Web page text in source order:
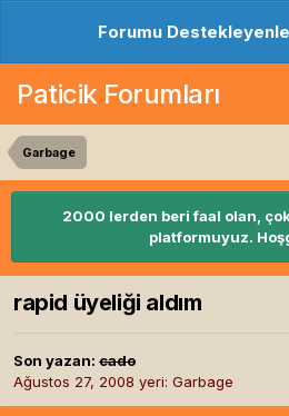
Forumu
Paticik Forumları
Garbage
2000 lerden beri faal olan,
platformuyuz.
rapid üyeliği aldım
Son yazan: cado
Ağustos 27, 2008 yeri: Garbage